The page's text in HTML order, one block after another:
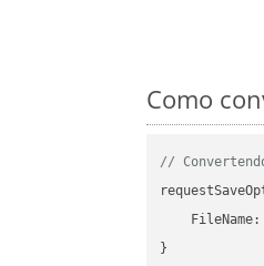
Como
// Convertendo
}